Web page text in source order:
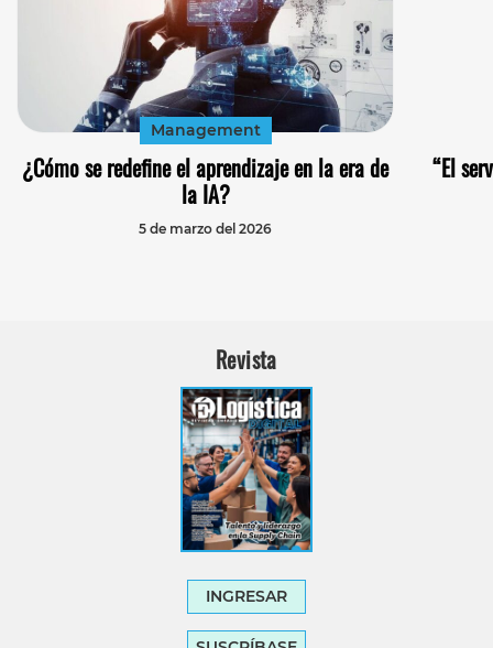
Management
¿Cómo se redefine el aprendizaje en la era de
la IA?
5 de marzo del 2026
“El
Revista
INGRESAR